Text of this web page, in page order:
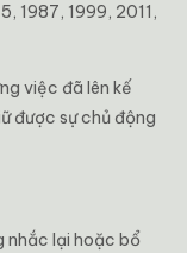
1987, 1999, 2011,
việc đã lên kế
được sự chủ động
nhắc lại hoặc bổ